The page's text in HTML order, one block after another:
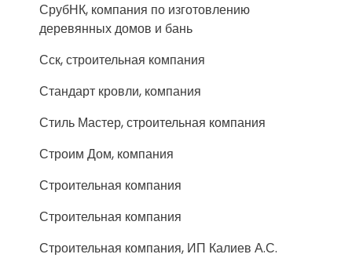
СрубНК, компания по изготовлению
деревянных домов и бань
Сск, строительная компания
Стандарт кровли, компания
Стиль Мастер, строительная компания
Строим Дом, компания
Строительная компания
Строительная компания
Строительная компания, ИП Калиев А.С.